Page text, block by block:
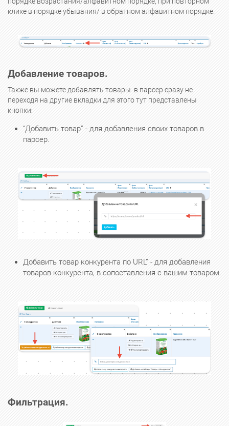
клике в порядке убывания/ в обратном алфавитном порядке.
Добавление товаров.
Также вы можете добавлять товары в парсер сразу не
переходя на другие вкладки для этого тут представлены
кнопки:
“Добавить товар” - для добавления своих товаров в
парсер.
Добавить товар конкурента по URL” - для добавления
товаров конкурента, в сопоставления с вашим товаром.
Фильтрация.